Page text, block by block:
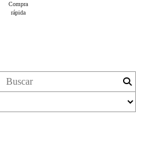
Compra
rápida